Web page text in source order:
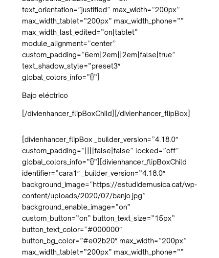
text_orientation=”justified” max_width=”200px”
max_width_tablet=”200px” max_width_phone=””
max_width_last_edited=”on|tablet”
module_alignment=”center”
custom_padding=”6em|2em||2em|false|true”
text_shadow_style=”preset3″
global_colors_info=”{}”]
Bajo eléctrico
[/divienhancer_flipBoxChild][/divienhancer_flipBox]
[divienhancer_flipBox _builder_version=”4.18.0″
custom_padding=”||||false|false” locked=”off”
global_colors_info=”{}”][divienhancer_flipBoxChild
identifier=”cara1″ _builder_version=”4.18.0″
background_image=”https://estudidemusica.cat/wp-
content/uploads/2020/07/banjo.jpg”
background_enable_image=”on”
custom_button=”on” button_text_size=”15px”
button_text_color=”#000000″
button_bg_color=”#e02b20″ max_width=”200px”
max_width_tablet=”200px” max_width_phone=””